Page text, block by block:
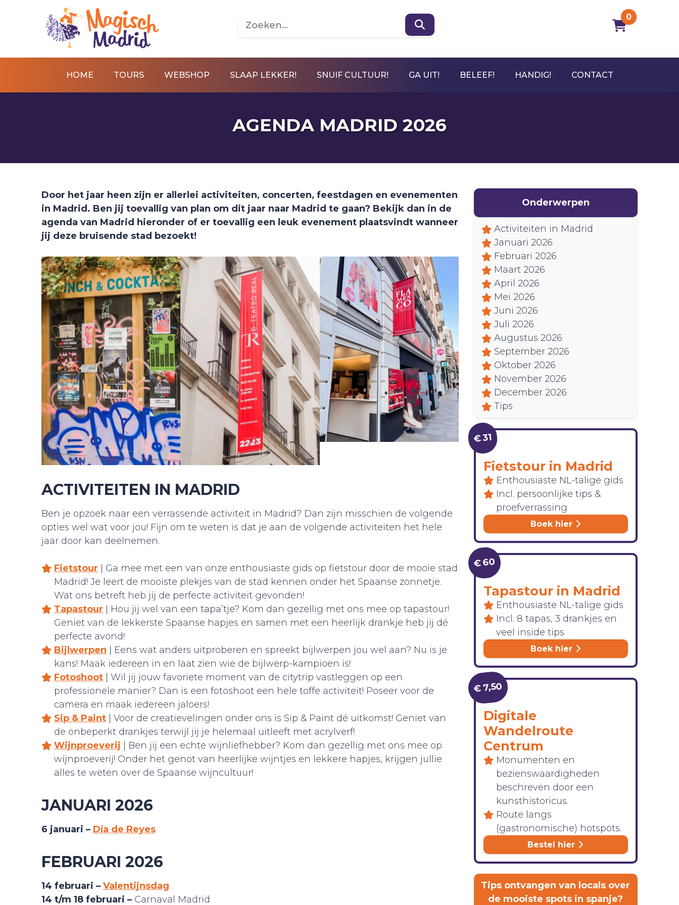
0
HOME TOURS WEBSHOP SLAAP LEKKER! SNUIF CULTUUR! GA UIT! BELEEF! HANDIG! CONTACT
AGENDA MADRID 2026
Door het jaar heen zijn er allerlei activiteiten, concerten, feestdagen en evenementen
in Madrid. Ben jij toevallig van plan om dit jaar naar Madrid te gaan? Bekijk dan in de
agenda van Madrid hieronder of er toevallig een leuk evenement plaatsvindt wanneer
jij deze bruisende stad bezoekt!
ACTIVITEITEN IN MADRID
Ben je opzoek naar een verrassende activiteit in Madrid? Dan zijn misschien de volgende
opties wel wat voor jou! Fijn om te weten is dat je aan de volgende activiteiten het hele
jaar door kan deelnemen.
Fietstour | Ga mee met een van onze enthousiaste gids op fietstour door de mooie stad
Madrid! Je leert de mooiste plekjes van de stad kennen onder het Spaanse zonnetje.
Wat ons betreft heb jij de perfecte activiteit gevonden!
Tapastour | Hou jij wel van een tapa’tje? Kom dan gezellig met ons mee op tapastour!
Geniet van de lekkerste Spaanse hapjes en samen met een heerlijk drankje heb jij dé
perfecte avond!
Bijlwerpen | Eens wat anders uitproberen en spreekt bijlwerpen jou wel aan? Nu is je
kans! Maak iedereen in en laat zien wie de bijlwerp-kampioen is!
Fotoshoot | Wil jij jouw favoriete moment van de citytrip vastleggen op een
professionele manier? Dan is een fotoshoot een hele toffe activiteit! Poseer voor de
camera en maak iedereen jaloers!
Sip & Paint | Voor de creatievelingen onder ons is Sip & Paint dé uitkomst! Geniet van
de onbeperkt drankjes terwijl jij je helemaal uitleeft met acrylverf!
Wijnproeverij | Ben jij een echte wijnliefhebber? Kom dan gezellig met ons mee op
wijnproeverij! Onder het genot van heerlijke wijntjes en lekkere hapjes, krijgen jullie
alles te weten over de Spaanse wijncultuur!
JANUARI 2026
6 januari – Día de Reyes
FEBRUARI 2026
14 februari – Valentijnsdag
14 t/m 18 februari – Carnaval Madrid
Onderwerpen
Activiteiten in Madrid
Januari 2026
Februari 2026
Maart 2026
April 2026
Mei 2026
Juni 2026
Juli 2026
Augustus 2026
September 2026
Oktober 2026
November 2026
December 2026
Tips
€ 31
Fietstour in Madrid
Enthousiaste NL-talige gids
Incl. persoonlijke tips &
proefverrassing
Boek hier
€ 60
Tapastour in Madrid
Enthousiaste NL-talige gids
Incl. 8 tapas, 3 drankjes en
veel inside tips
Boek hier
€ 7,50
Digitale
Wandelroute
Centrum
Monumenten en
bezienswaardigheden
beschreven door een
kunsthistoricus.
Route langs
(gastronomische) hotspots.
Bestel hier
Tips ontvangen van locals over
de mooiste spots in spanje?